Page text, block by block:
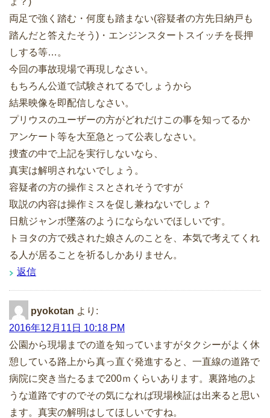
両足で強く踏む・何度も踏まない(容疑者の方先日納戸も
踏んだと答えたそう)・エンジンスタートスイッチを長押
しする等…。
今回の事故現場で再現しなさい。
もちろん公道で試験されてるでしょうから
結果映像を即配信しなさい。
プリウスのユーザーの方がどれだけこの事を知ってるか
アンケート等を大至急とって公表しなさい。
捜査の中で上記を実行しないなら、
真実は解明されないでしょう。
容疑者の方の操作ミスとされそうですが
取説の内容は操作ミスを促し兼ねないでしょ？
日航ジャンボ墜落のようにならないでほしいです。
トヨタの方で残された娘さんのことを、本気で考えてくれ
る人が居ることを祈るしかありません。
返信
pyokotan より:
2016年12月11日 10:18 PM
公園から現場までの道を知っていますがタクシーがよく休
憩している路上から真っ直ぐ発進すると、一直線の道路で
病院に突き当たるまで200ｍくらいあります。裏路地のよ
うな道路ですのでその気になれば現場検証は出来ると思い
ます。真実の解明はしてほしいですね。